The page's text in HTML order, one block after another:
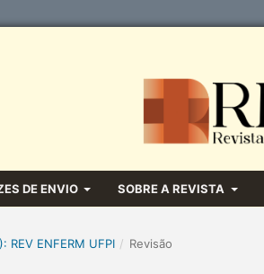
DE ENVIO SOBRE A REVISTA
REV ENFERM UFPI / Revisão